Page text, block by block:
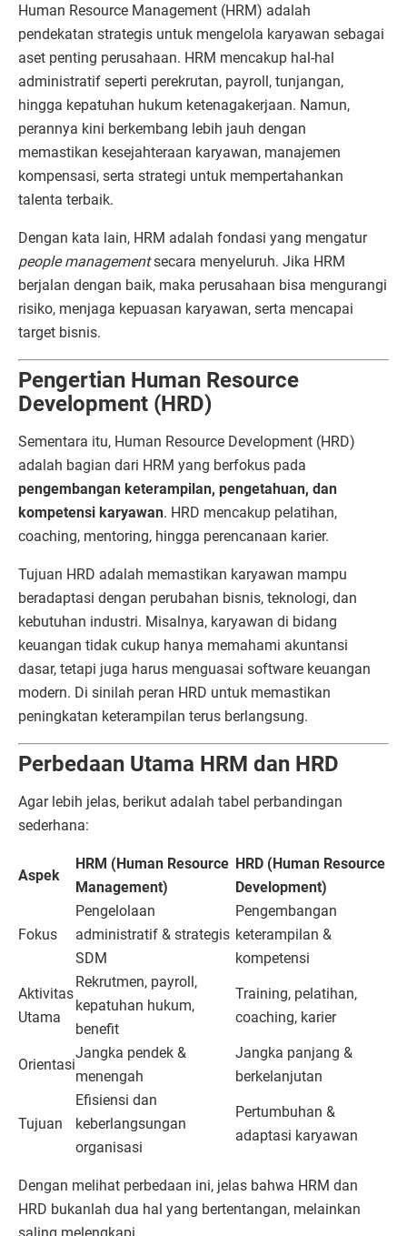
Human Resource Management (HRM) adalah
pendekatan strategis untuk mengelola karyawan sebagai
aset penting perusahaan. HRM mencakup hal-hal
administratif seperti perekrutan, payroll, tunjangan,
hingga kepatuhan hukum ketenagakerjaan. Namun,
perannya kini berkembang lebih jauh dengan
memastikan kesejahteraan karyawan, manajemen
kompensasi, serta strategi untuk mempertahankan
talenta terbaik.
Dengan kata lain, HRM adalah fondasi yang mengatur
people managementsecara menyeluruh. Jika HRM
berjalan dengan baik, maka perusahaan bisa mengurangi
risiko, menjaga kepuasan karyawan, serta mencapai
target bisnis.
Pengertian Human Resource
Development (HRD)
Sementara itu, Human Resource Development (HRD)
adalah bagian dari HRM yang berfokus pada
pengembangan keterampilan, pengetahuan, dan
kompetensi karyawan. HRD mencakup pelatihan,
coaching, mentoring, hingga perencanaan karier.
Tujuan HRD adalah memastikan karyawan mampu
beradaptasi dengan perubahan bisnis, teknologi, dan
kebutuhan industri. Misalnya, karyawan di bidang
keuangan tidak cukup hanya memahami akuntansi
dasar, tetapi juga harus menguasai software keuangan
modern. Di sinilah peran HRD untuk memastikan
peningkatan keterampilan terus berlangsung.
Perbedaan Utama HRM dan HRD
Agar lebih jelas, berikut adalah tabel perbandingan
sederhana:
Aspek
HRM (Human Resource
Management)
HRD (Human Resource
Development)
Fokus
Pengelolaan
administratif & strategis
SDM
Pengembangan
keterampilan &
kompetensi
Aktivitas
Utama
Rekrutmen, payroll,
kepatuhan hukum,
benefit
Training, pelatihan,
coaching, karier
Orientasi
Jangka pendek &
menengah
Jangka panjang &
berkelanjutan
Tujuan
Efisiensi dan
keberlangsungan
organisasi
Pertumbuhan &
adaptasi karyawan
Dengan melihat perbedaan ini, jelas bahwa HRM dan
HRD bukanlah dua hal yang bertentangan, melainkan
saling melengkapi.